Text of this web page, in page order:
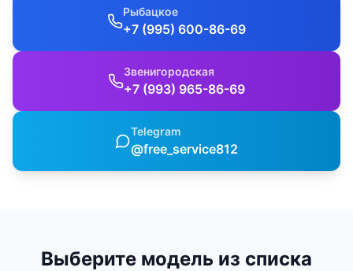
Рыбацкое
+7 (995) 600-86-69
Звенигородская
+7 (993) 965-86-69
Telegram
@free_service812
Выберите модель из списка